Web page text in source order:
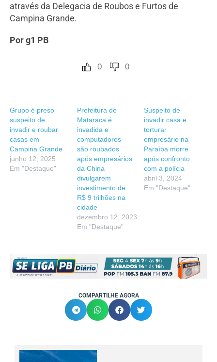
através da Delegacia de Roubos e Furtos de
Campina Grande.
Por g1 PB
0 0
Grupo é preso
suspeito de
invadir e roubar
casas em
Campina Grande
junho 12, 2025
Em "Destaque"
Prefeitura de
Mataraca é
invadida e
computadores
são roubados
após empresários
da China
divulgarem
investimento de
R$ 9 trilhões na
cidade
dezembro 12, 2023
Em "Destaque"
Suspeito de
invadir casa e
torturar
empresário na
Paraíba morre
após confronto
com a polícia
abril 3, 2024
Em "Destaque"
COMPARTILHE AGORA